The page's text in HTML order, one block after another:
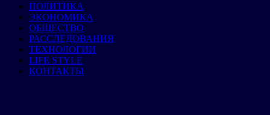
ПОЛИТИКА
ЭКОНОМИКА
ОБЩЕСТВО
РАССЛЕДОВАНИЯ
ТЕХНОЛОГИИ
LIFE STYLE
КОНТАКТЫ